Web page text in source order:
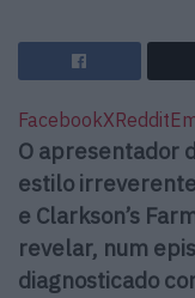
FacebookXReddit
O apresentador
estilo
e Clarkson’s
revelar, num
diagnosticado